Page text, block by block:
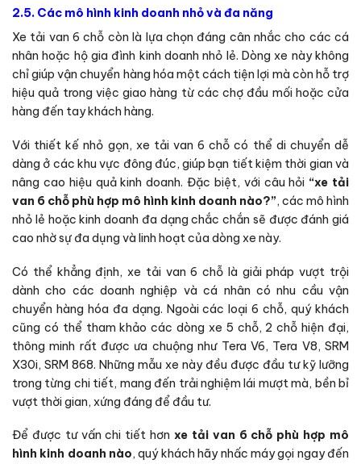
2.5. Các mô hình kinh doanh nhỏ và đa năng
Xe tải van 6 chỗ còn là lựa chọn đáng cân nhắc cho các cá
nhân hoặc hộ gia đình kinh doanh nhỏ lẻ. Dòng xe này không
chỉ giúp vận chuyển hàng hóa một cách tiện lợi mà còn hỗ trợ
hiệu quả trong việc giao hàng từ các chợ đầu mối hoặc cửa
hàng đến tay khách hàng.
Với thiết kế nhỏ gọn, xe tải van 6 chỗ có thể di chuyển dễ
dàng ở các khu vực đông đúc, giúp bạn tiết kiệm thời gian và
nâng cao hiệu quả kinh doanh. Đặc biệt, với câu hỏi “xe tải
van 6 chỗ phù hợp mô hình kinh doanh nào?”, các mô hình
nhỏ lẻ hoặc kinh doanh đa dạng chắc chắn sẽ được đánh giá
cao nhờ sự đa dụng và linh hoạt của dòng xe này.
Có thể khẳng định, xe tải van 6 chỗ là giải pháp vượt trội
dành cho các doanh nghiệp và cá nhân có nhu cầu vận
chuyển hàng hóa đa dạng. Ngoài các loại 6 chỗ, quý khách
cũng có thể tham khảo các dòng xe 5 chỗ, 2 chỗ hiện đại,
thông minh rất được ưa chuộng như Tera V6, Tera V8, SRM
X30i, SRM 868. Những mẫu xe này đều được đầu tư kỹ lưỡng
trong từng chi tiết, mang đến trải nghiệm lái mượt mà, bền bỉ
vượt thời gian, xứng đáng để đầu tư.
Để được tư vấn chi tiết hơn xe tải van 6 chỗ phù hợp mô
hình kinh doanh nào, quý khách hãy nhấc máy gọi ngay đến